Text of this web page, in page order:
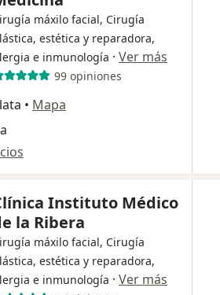
máxilo facial, Cirugía
estética y reparadora,
e inmunología · Ver más
99 opiniones
• Mapa
Instituto Médico
la Ribera
máxilo facial, Cirugía
estética y reparadora,
e inmunología · Ver más